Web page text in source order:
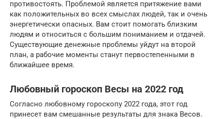
противостоять. Проблемой является притяжение вами
как положительных во всех смыслах людей, так и очень
энергетически опасных. Вам стоит помогать близким
людям и относиться с большим пониманием и отдачей.
Существующие денежные проблемы уйдут на второй
план, а рабочие моменты станут первостепенными в
ближайшее время.
Любовный гороскоп Весы на 2022 год
Согласно любовному гороскопу 2022 года, этот год
принесет вам смешанные результаты для знака Весов.